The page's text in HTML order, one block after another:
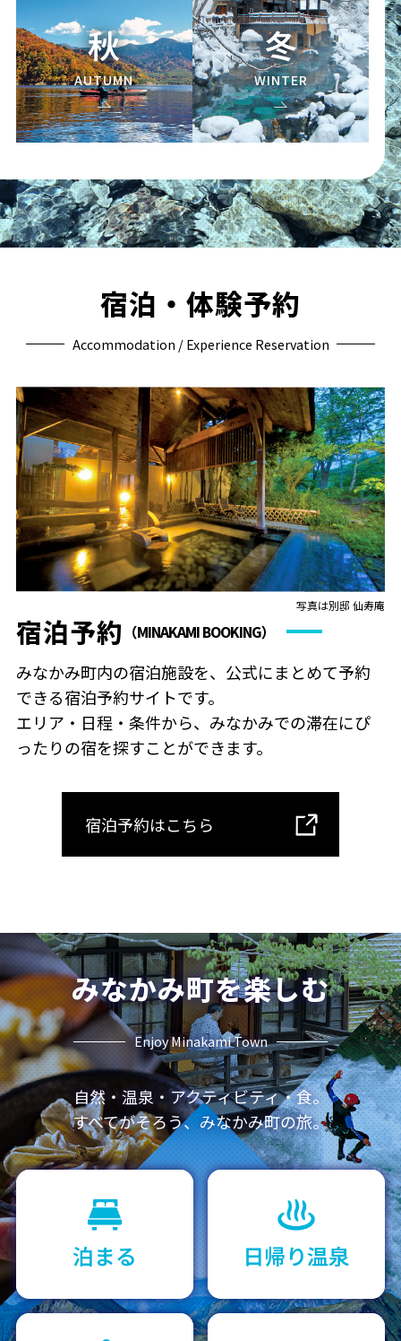
秋
AUTUMN
冬
WINTER
宿泊・体験予約
Accommodation / Experience Reservation
宿泊予約 （MINAKAMI BOOKING）
みなかみ町内の宿泊施設を、公式にまとめて予約
できる宿泊予約サイトです。
エリア・日程・条件から、みなかみでの滞在にぴ
ったりの宿を探すことができます。
宿泊予約はこちら
写真は別邸 仙寿庵
みなかみ町を楽しむ
Enjoy Minakami Town
自然・温泉・アクティビティ・食。
すべてがそろう、みなかみ町の旅。
泊まる 日帰り温泉